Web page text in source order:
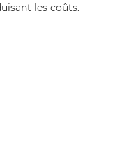
les coûts.